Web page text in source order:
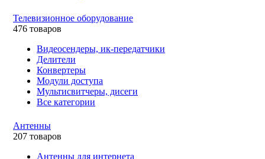
Телевизионное оборудование
476 товаров
Видеосендеры, ик-передатчики
Делители
Конвертеры
Модули доступа
Мультисвитчеры, дисеги
Все категории
Антенны
207 товаров
Антенны для интернета